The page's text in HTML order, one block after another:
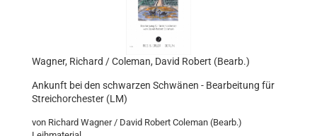
Wagner, Richard / Coleman, David Robert (Bearb.)
Ankunft bei den schwarzen Schwänen - Bearbeitung für
Streichorchester (LM)
von Richard Wagner / David Robert Coleman (Bearb.)